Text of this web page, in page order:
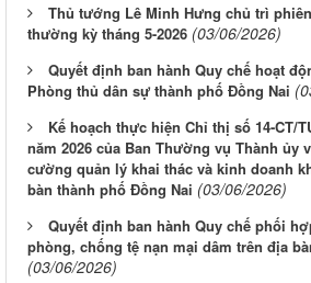
Thủ tướng Lê Minh Hưng chủ trì
thường kỳ tháng 5-2026 (03/06/2026)
Quyết định ban hành Quy chế hoạt
Phòng thủ dân sự thành phố Đồng Nai
Kế hoạch thực hiện Chỉ thị số 14-CT/
năm 2026 của Ban Thường vụ Thành ủy
cường quản lý khai thác và kinh doanh
bàn thành phố Đồng Nai (03/06/2026)
Quyết định ban hành Quy chế phối
phòng, chống tệ nạn mại dâm trên địa
(03/06/2026)